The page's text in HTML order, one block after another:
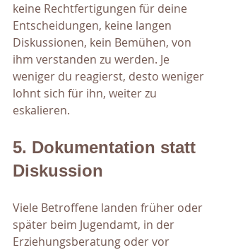
keine Rechtfertigungen für deine
Entscheidungen, keine langen
Diskussionen, kein Bemühen, von
ihm verstanden zu werden. Je
weniger du reagierst, desto weniger
lohnt sich für ihn, weiter zu
eskalieren.
5. Dokumentation statt
Diskussion
Viele Betroffene landen früher oder
später beim Jugendamt, in der
Erziehungsberatung oder vor